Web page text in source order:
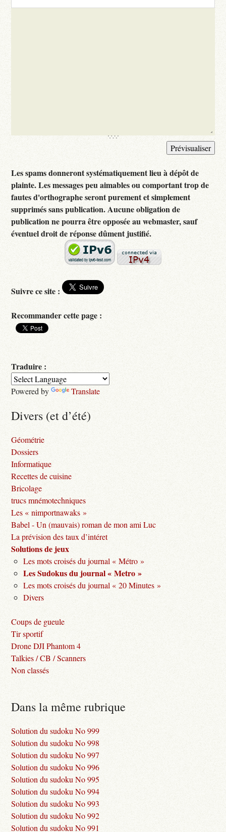
Les spams donneront systématiquement lieu à dépôt de
plainte. Les messages peu aimables ou comportant trop de
fautes d'orthographe seront purement et simplement
supprimés sans publication. Aucune obligation de
publication ne pourra être opposée au webmaster, sauf
éventuel droit de réponse dûment justifié.
Suivre ce site :
Recommander cette page :
Traduire :
Powered by Translate
Divers (et d’été)
Géométrie
Dossiers
Informatique
Recettes de cuisine
Bricolage
trucs mnémotechniques
Les « nimportnawaks »
Babel - Un (mauvais) roman de mon ami Luc
La prévision des taux d’intéret
Solutions de jeux
Les mots croisés du journal « Métro »
Les Sudokus du journal « Metro »
Les mots croisés du journal « 20 Minutes »
Divers
Coups de gueule
Tir sportif
Drone DJI Phantom 4
Talkies / CB / Scanners
Non classés
Dans la même rubrique
Solution du sudoku No 999
Solution du sudoku No 998
Solution du sudoku No 997
Solution du sudoku No 996
Solution du sudoku No 995
Solution du sudoku No 994
Solution du sudoku No 993
Solution du sudoku No 992
Solution du sudoku No 991